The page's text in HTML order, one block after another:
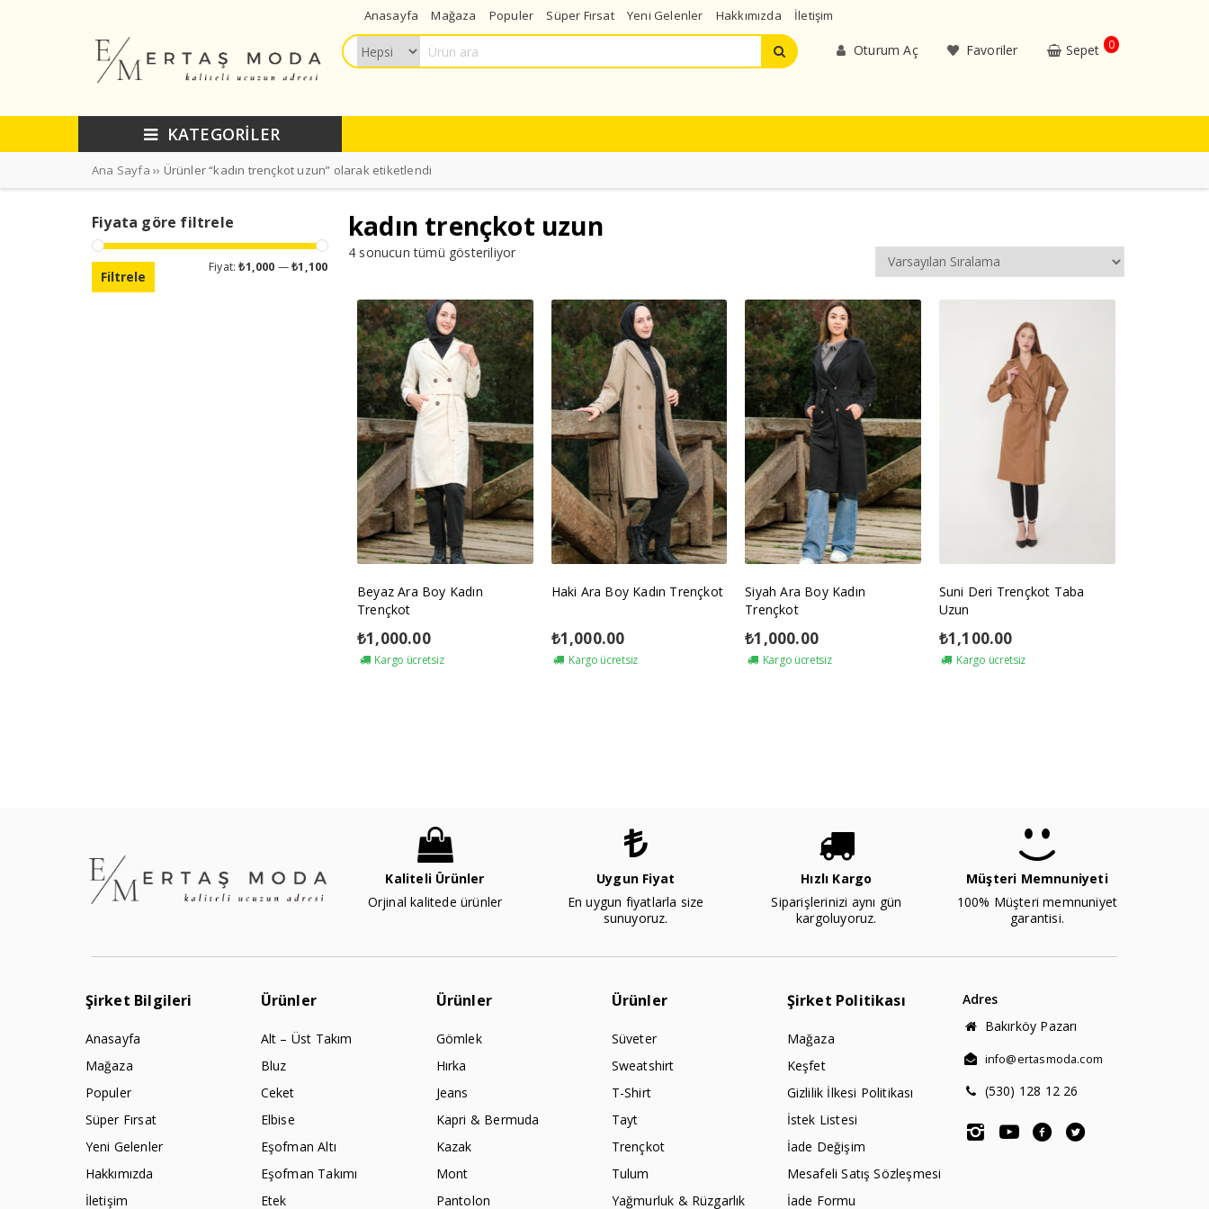
Anasayfa Mağaza Populer Süper Fırsat Yeni Gelenler Hakkımızda İletişim
Oturum Aç Favoriler Sepet 0
KATEGORİLER
Ana Sayfa ›› Ürünler “kadın trençkot uzun” olarak etiketlendi
Fiyata göre filtrele
En
En
Filtrele
Fiyat:₺1,000 —₺1,100
kadın trençkot uzun
4 sonucun tümü gösteriliyor
Beyaz Ara Boy Kadın
Trençkot
₺1,000.00
Kargo ücretsiz
Haki Ara Boy Kadın Trençkot
₺1,000.00
Kargo ücretsiz
Siyah Ara Boy Kadın
Trençkot
₺1,000.00
Kargo ücretsiz
Suni Deri Trençkot Taba
Uzun
₺1,100.00
Kargo ücretsiz
Kaliteli Ürünler
Orjinal kalitede ürünler
Uygun Fiyat
En uygun fiyatlarla size
sunuyoruz.
Hızlı Kargo
Siparişlerinizi aynı gün
kargoluyoruz.
Müşteri Memnuniyeti
100% Müşteri memnuniyet
garantisi.
Şirket Bilgileri
Anasayfa
Mağaza
Populer
Süper Fırsat
Yeni Gelenler
Hakkımızda
İletişim
Ürünler
Alt – Üst Takım
Bluz
Ceket
Elbise
Eşofman Altı
Eşofman Takımı
Etek
Ürünler
Gömlek
Hırka
Jeans
Kapri & Bermuda
Kazak
Mont
Pantolon
Ürünler
Süveter
Sweatshirt
T-Shirt
Tayt
Trençkot
Tulum
Yağmurluk & Rüzgarlık
Şirket Politikası
Mağaza
Keşfet
Gizlilik İlkesi Politikası
İstek Listesi
İade Değişim
Mesafeli Satış Sözleşmesi
İade Formu
Adres
Bakırköy Pazarı
info@ertasmoda.com
(530) 128 12 26